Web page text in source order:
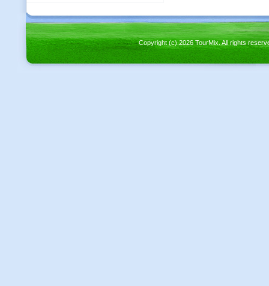
Copyright (c) 2026 TourMix. All rights